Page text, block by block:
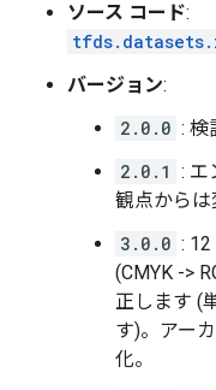
ソース コード:
バージョン:
2.0.0 : 検
2.0.1 : エ
観点からは
3.0.0 :
(CMYK ->
正します (
す)。アー
化。